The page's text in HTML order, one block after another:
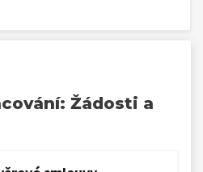
Žádosti a